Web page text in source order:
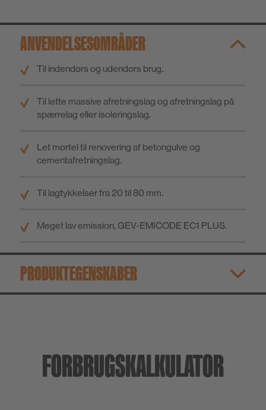
ANVENDELSESOMRÅDER
Til indendørs og udendørs brug.
Til lette massive afretningslag og afretningslag på
spærrelag eller isoleringslag.
Let mørtel til renovering af betongulve og
cementafretningslag.
Til lagtykkelser fra 20 til 80 mm.
Meget lav emission, GEV-EMICODE EC1 PLUS.
PRODUKTEGENSKABER
FORBRUGSKALKULATOR